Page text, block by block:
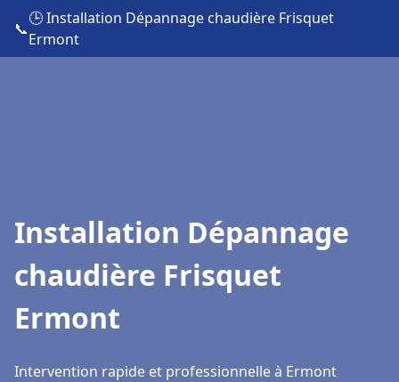
📞
🕒 Installation Dépannage chaudière Frisquet
Ermont
Installation Dépannage
chaudière Frisquet
Ermont
Intervention rapide et professionnelle à Ermont